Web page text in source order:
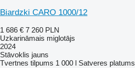
Biardzki CARO 1000/12
1 686 € 7 260 PLN
Uzkarināmais miglotājs
2024
Stāvoklis jauns
Tvertnes tilpums 1 000 l Satveres platums